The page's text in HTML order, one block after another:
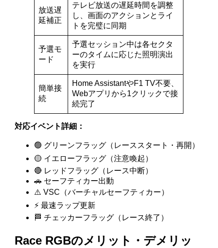
放送遅
延補正
テレビ放送の遅延時間を調整
し、画面のアクションとライ
トを完璧に同期
予選モ
ード
予選セッション中は各セクタ
ーのタイムに応じた照明演出
を実行
簡単接
続
Home AssistantやF1 TV不要、
Webアプリから1クリックで接
続完了
対応イベント詳細：
🟢 グリーンフラッグ（レーススタート・再開）
🟡 イエローフラッグ（注意喚起）
🔴 レッドフラッグ（レース中断）
🚗 セーフティカー出動
⚠️ VSC（バーチャルセーフティカー）
⚡ 最速ラップ更新
🏁 チェッカーフラッグ（レース終了）
Race RGBのメリット・デメリッ